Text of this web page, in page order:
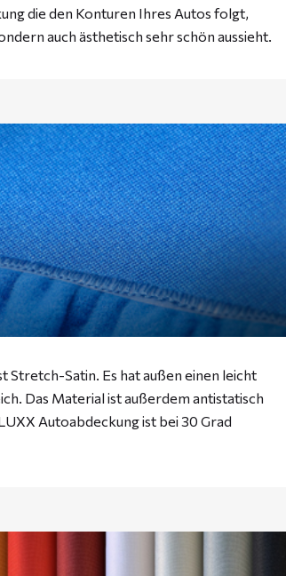
die den Konturen Ihres Autos folgt,
auch ästhetisch sehr schön aussieht.
Stretch-Satin. Es hat außen einen leicht
Das Material ist außerdem antistatisch
Autoabdeckung ist bei 30 Grad